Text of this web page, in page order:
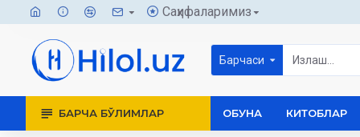
Саҳифаларимиз
Барчаси
БАРЧА БЎЛИМЛАР ОБУНА КИТОБЛАР